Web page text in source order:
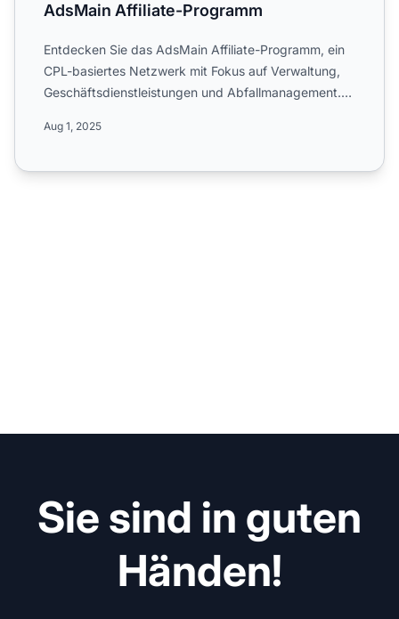
AdsMain Affiliate-Programm
Entdecken Sie das AdsMain Affiliate-Programm, ein
CPL-basiertes Netzwerk mit Fokus auf Verwaltung,
Geschäftsdienstleistungen und Abfallmanagement.
Aug 1, 2025
Sie sind in guten
Händen!